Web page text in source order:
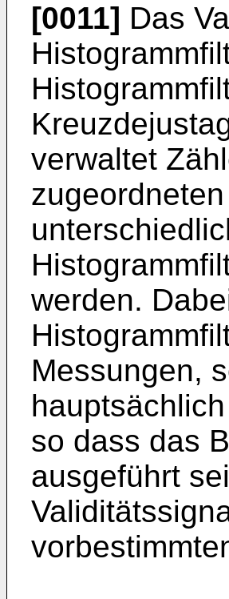
[0011] Das
verwaltet
werden.
Messungen,
so dass das
ausgeführt